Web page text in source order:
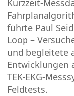
Kurzzeit-
führte Paul
Loop –
und begleitete
Entwicklungen
TEK-EKG-
Feldtests.